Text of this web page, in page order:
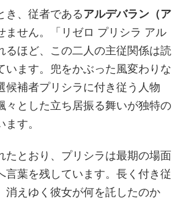
き、従者であるアルデバラン（ア
ません。「リゼロ プリシラ アル
るほど、この二人の主従関係は読
います。兜をかぶった風変わりな
候補者プリシラに付き従う人物
々とした立ち居振る舞いが独特の
す。
たとおり、プリシラは最期の場面
言葉を残しています。長く付き従
消えゆく彼女が何を託したのか